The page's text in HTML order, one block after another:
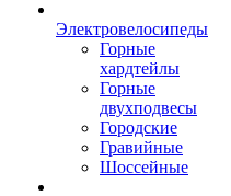
Электровелосипеды
Горные
хардтейлы
Горные
двухподвесы
Городские
Гравийные
Шоссейные